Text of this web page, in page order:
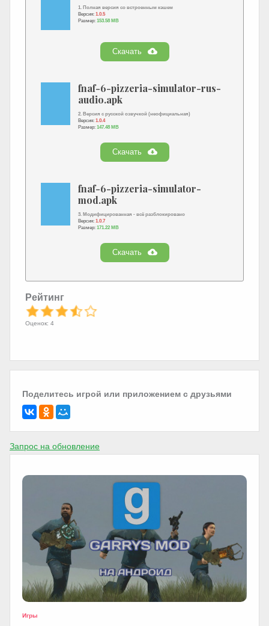
1. Полная версия со встроенным кэшем
Версия: 1.0.5
Размер: 153.58 MB
Скачать
fnaf-6-pizzeria-simulator-rus-
audio.apk
2. Версия с русской озвучкой (неофициальная)
Версия: 1.0.4
Размер: 147.48 MB
Скачать
fnaf-6-pizzeria-simulator-
mod.apk
3. Модифицированная - всё разблокировано
Версия: 1.0.7
Размер: 171.22 MB
Скачать
Рейтинг
Оценок: 4
Поделитесь игрой или приложением с друзьями
Запрос на обновление
Игры